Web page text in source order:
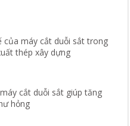
của máy cắt duỗi sắt trong
thép xây dựng
cắt duỗi sắt giúp tăng
hỏng